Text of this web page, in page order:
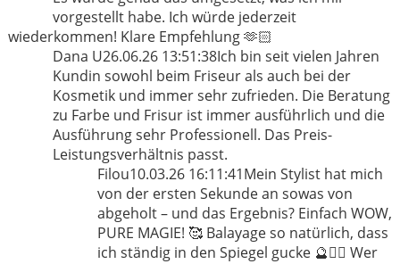
vorgestellt habe. Ich würde jederzeit
wiederkommen! Klare Empfehlung 🫶🏻
Dana U26.06.26 13:51:38Ich bin seit vielen Jahren
Kundin sowohl beim Friseur als auch bei der
Kosmetik und immer sehr zufrieden. Die Beratung
zu Farbe und Frisur ist immer ausführlich und die
Ausführung sehr Professionell. Das Preis-
Leistungsverhältnis passt.
Filou10.03.26 16:11:41Mein Stylist hat mich
von der ersten Sekunde an sowas von
abgeholt – und das Ergebnis? Einfach WOW,
PURE MAGIE! 🥰 Balayage so natürlich, dass
ich ständig in den Spiegel gucke 🔮💇‍♀️ Wer